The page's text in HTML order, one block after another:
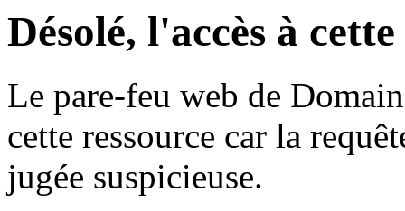
Désolé, l'accès à
Le pare-feu web de
cette ressource car la
jugée suspicieuse.